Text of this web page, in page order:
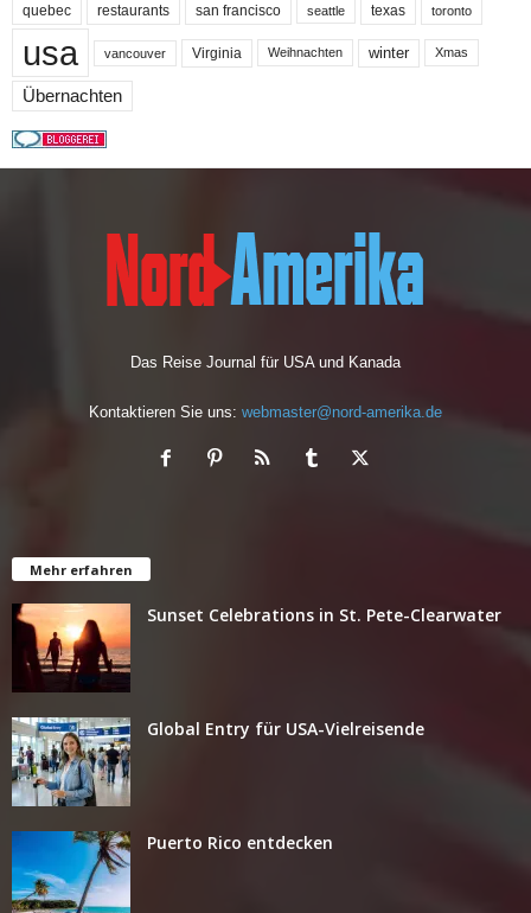
quebec restaurants san francisco seattle texas toronto
usa vancouver Virginia Weihnachten winter Xmas
Übernachten
Das Reise Journal für USA und Kanada
Kontaktieren Sie uns: webmaster@nord-amerika.de
Mehr erfahren
Sunset Celebrations in St. Pete-Clearwater
Global Entry für USA-Vielreisende
Puerto Rico entdecken